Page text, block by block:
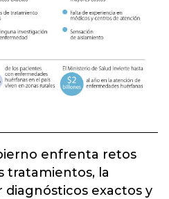
enfrenta retos
tratamientos, la
exactos y